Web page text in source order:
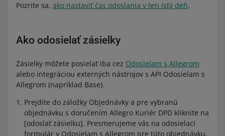
Pozrite sa, ako nastaviť čas odoslania v ten istý deň.
Ako odosielať zásielky
Zásielky môžete posielať iba cez Odosielam s Allegrom
alebo integráciou externých nástrojov s API Odosielam s
Allegrom (napríklad Base).
Prejdite do záložky Objednávky a pre vybranú
objednávku s doručením Allegro Kuriér DPD kliknite na
[odoslať zásielku]. Presmerujeme vás na odosielací
formulár v Odosielam s Allegrom pre túto objednávku.